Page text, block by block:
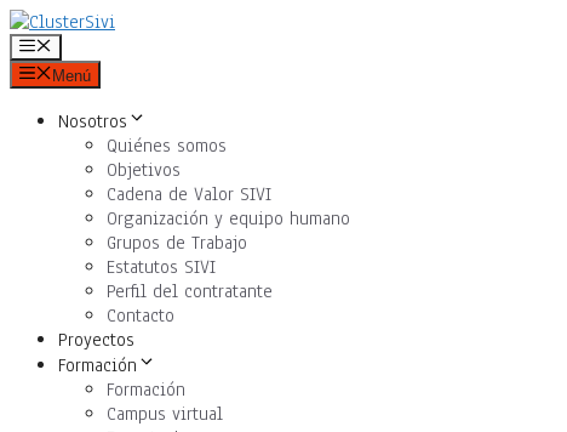
Saltar
al
contenido
Menú
Menú
Nosotros
Quiénes somos
Objetivos
Cadena de Valor SIVI
Organización y equipo humano
Grupos de Trabajo
Estatutos SIVI
Perfil del contratante
Contacto
Proyectos
Formación
Formación
Campus virtual